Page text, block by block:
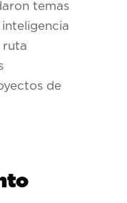
temas
ruta
de